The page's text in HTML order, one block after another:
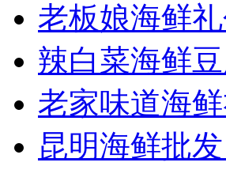
老板娘海鲜
辣白菜海鲜
老家味道海
昆明海鲜批